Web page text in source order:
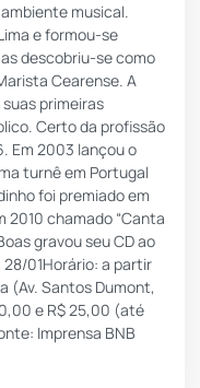
musical.
e formou-se
descobriu-se como
Cearense. A
primeiras
Certo da profissão
Em 2003 lançou o
turnê em Portugal
foi premiado em
2010 chamado “Canta
gravou seu CD ao
28/01Horário: a partir
(Av. Santos Dumont,
e R$ 25,00 (até
Imprensa BNB